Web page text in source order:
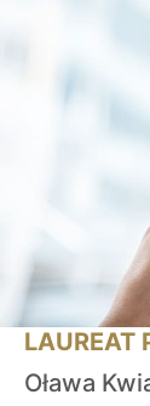
LAUREAT
Oława